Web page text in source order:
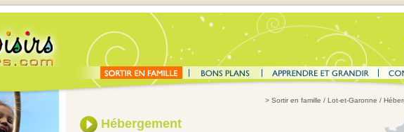
> Sortir en famille / Lot-et-Garonne /
Hébergement